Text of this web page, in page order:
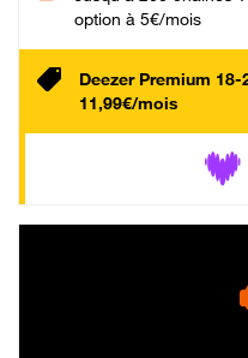
option à 5€/mois
Deezer Premium
11,99€/mois